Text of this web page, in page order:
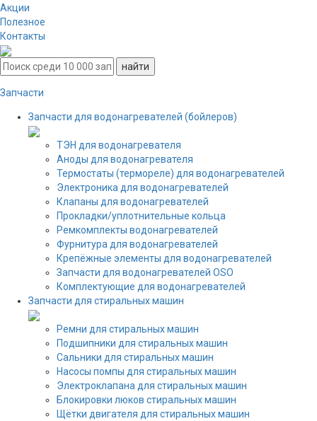
Акции
Полезное
Контакты
Запчасти
Запчасти для водонагревателей (бойлеров)
ТЭН для водонагревателя
Аноды для водонагревателя
Термостаты (термореле) для водонагревателей
Электроника для водонагревателей
Клапаны для водонагревателей
Прокладки/уплотнительные кольца
Ремкомплекты водонагревателей
Фурнитура для водонагревателей
Крепёжные элементы для водонагревателей
Запчасти для водонагревателей OSO
Комплектующие для водонагревателей
Запчасти для стиральных машин
Ремни для стиральных машин
Подшипники для стиральных машин
Сальники для стиральных машин
Насосы помпы для стиральных машин
Электроклапана для стиральных машин
Блокировки люков стиральных машин
Щётки двигателя для стиральных машин